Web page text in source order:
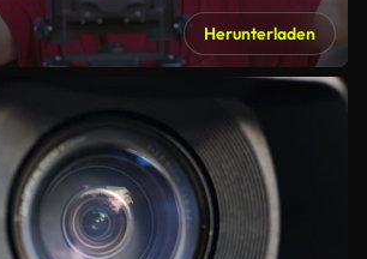
Herunterladen